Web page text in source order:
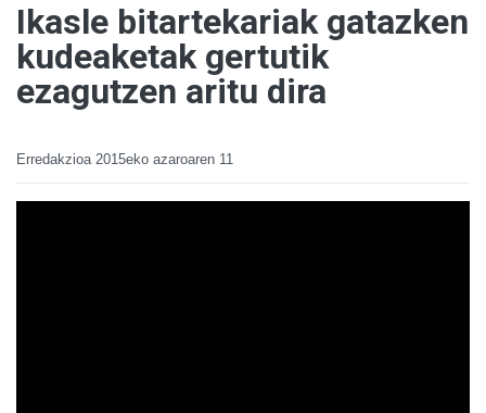
Ikasle bitartekariak gatazken
kudeaketak gertutik
ezagutzen aritu dira
Erredakzioa 2015eko azaroaren 11